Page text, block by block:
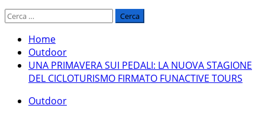
Ricerca
Home
Outdoor
UNA PRIMAVERA SUI PEDALI: LA NUOVA STAGIONE
DEL CICLOTURISMO FIRMATO FUNACTIVE TOURS
Outdoor